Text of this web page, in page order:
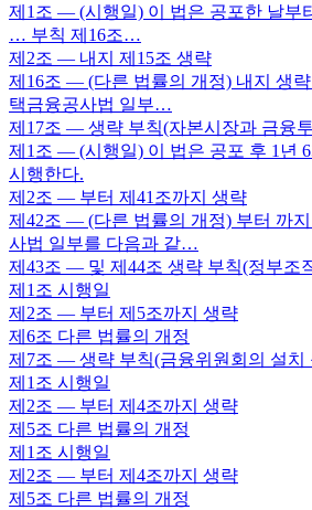
제1조 — (시행일) 이 법은 공포한 날부
… 부칙 제16조…
제2조 — 내지 제15조 생략
제16조 — (다른 법률의 개정) 내지 생
택금융공사법 일부…
제17조 — 생략 부칙(자본시장과 금융
제1조 — (시행일) 이 법은 공포 후 1년
시행한다.
제2조 — 부터 제41조까지 생략
제42조 — (다른 법률의 개정) 부터 까
사법 일부를 다음과 같…
제43조 — 및 제44조 생략 부칙(정부조
제1조 시행일
제2조 — 부터 제5조까지 생략
제6조 다른 법률의 개정
제7조 — 생략 부칙(금융위원회의 설치
제1조 시행일
제2조 — 부터 제4조까지 생략
제5조 다른 법률의 개정
제1조 시행일
제2조 — 부터 제4조까지 생략
제5조 다른 법률의 개정